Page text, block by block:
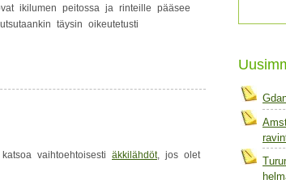
ikilumen peitossa ja rinteille pääsee
täysin oikeutetusti
vaihtoehtoisesti äkkilähdöt, jos olet